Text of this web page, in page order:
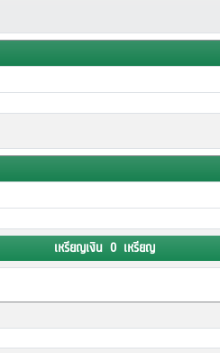
เหรียญเงิน 0 เหรียญ